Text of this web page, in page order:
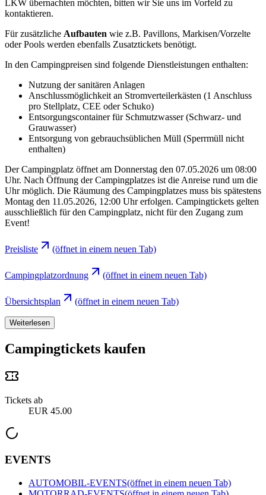
LKW übernachten möchten, bitten wir Sie uns im Vorfeld zu
kontaktieren.
Für zusätzliche Aufbauten wie z.B. Pavillons, Markisen/Vorzelte
oder Pools werden ebenfalls Zusatztickets benötigt.
In den Campingpreisen sind folgende Dienstleistungen enthalten:
Nutzung der sanitären Anlagen
Anschlussmöglichkeit an Stromverteilerkästen (1 Anschluss
pro Stellplatz, CEE oder Schuko)
Entsorgungscontainer für Schmutzwasser (Schwarz- und
Grauwasser)
Entsorgung von gebrauchsüblichen Müll (Sperrmüll nicht
enthalten)
Der Campingplatz öffnet am Donnerstag den 07.05.2026 um 08:00
Uhr. Nach Öffnung der Campingplatzes ist die Anreise rund um die
Uhr möglich. Die Räumung des Campingplatzes muss bis spätestens
Montag den 11.05.2026, 12:00 Uhr erfolgen. Campingtickets gelten
ausschließlich für den Campingplatz, nicht für den Zugang zum
Event!
Preisliste (öffnet in einem neuen Tab)
Campingplatzordnung (öffnet in einem neuen Tab)
Übersichtsplan (öffnet in einem neuen Tab)
Weiterlesen
Campingtickets kaufen
Tickets ab
EUR 45.00
EVENTS
AUTOMOBIL-EVENTS(öffnet in einem neuen Tab)